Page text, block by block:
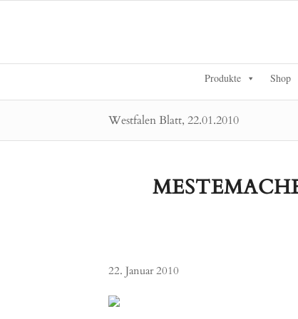
Produkte Shop
Westfalen Blatt, 22.01.2010
22. Januar 2010